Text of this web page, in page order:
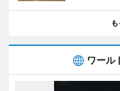
ワール